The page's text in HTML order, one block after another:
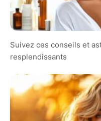
Suivez ces conseils et
resplendissants